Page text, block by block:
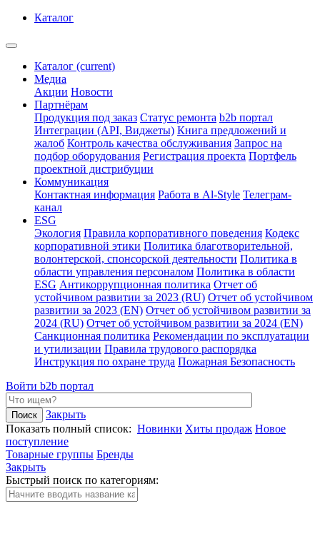
Каталог
Каталог (current)
Медиа
Акции Новости
Партнёрам
Продукция под заказ Статус ремонта b2b портал
Интеграции (API, Виджеты) Книга предложений и
жалоб Контроль качества обслуживания Запрос на
подбор оборудования Регистрация проекта Портфель
проектной дистрибуции
Коммуникация
Контактная информация Работа в Al-Style Телеграм-
канал
ESG
Экология Правила корпоративного поведения Кодекс
корпоративной этики Политика благотворительной,
волонтерской, спонсорской деятельности Политика в
области управления персоналом Политика в области
ESG Антикоррупционная политика Отчет об
устойчивом развитии за 2023 (RU) Отчет об устойчивом
развитии за 2023 (EN) Отчет об устойчивом развитии за
2024 (RU) Отчет об устойчивом развитии за 2024 (EN)
Санкционная политика Рекомендации по эксплуатации
и утилизации Правила трудового распорядка
Инструкция по охране труда Пожарная Безопасность
Войти b2b портал
Закрыть
Показать полный список: Новинки Хиты продаж Новое
поступление
Товарные группы Бренды
Закрыть
Быстрый поиск по категориям: